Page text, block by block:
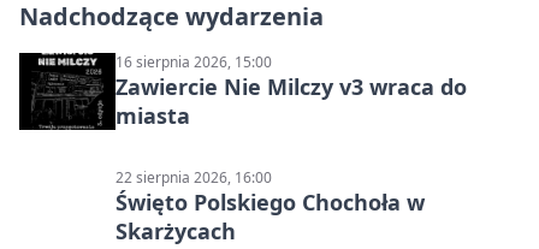
Nadchodzące wydarzenia
16 sierpnia 2026, 15:00
Zawiercie Nie Milczy v3 wraca do
miasta
22 sierpnia 2026, 16:00
Święto Polskiego Chochoła w
Skarżycach